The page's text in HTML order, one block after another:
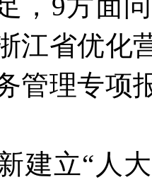
江省优化
管理专项
立“人大